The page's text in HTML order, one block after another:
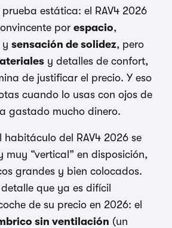
estática: el RAV4 2026
por espacio,
y sensación de solidez, pero
y detalles de confort,
de justificar el precio. Y eso
cuando lo usas con ojos de
gastado mucho dinero.
del RAV4 2026 se
muy “vertical” en disposición,
grandes y bien colocados.
que ya es difícil
de su precio en 2026: el
sin ventilación (un